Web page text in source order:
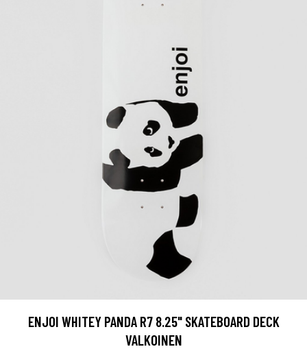
ENJOI WHITEY PANDA R7 8.25" SKATEBOARD DECK
VALKOINEN